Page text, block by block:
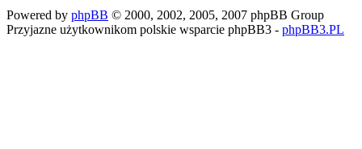
Powered by phpBB © 2000, 2002, 2005, 2007 phpBB Group
Przyjazne użytkownikom polskie wsparcie phpBB3 - phpBB3.PL